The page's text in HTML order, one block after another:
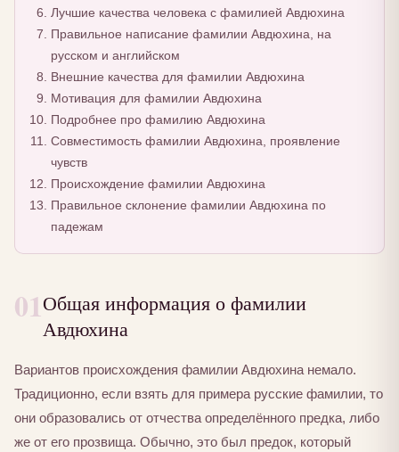
Лучшие качества человека с фамилией Авдюхина
Правильное написание фамилии Авдюхина, на
русском и английском
Внешние качества для фамилии Авдюхина
Мотивация для фамилии Авдюхина
Подробнее про фамилию Авдюхина
Совместимость фамилии Авдюхина, проявление
чувств
Происхождение фамилии Авдюхина
Правильное склонение фамилии Авдюхина по
падежам
01Общая информация о фамилии
Авдюхина
Вариантов происхождения фамилии Авдюхина немало.
Традиционно, если взять для примера русские фамилии, то
они образовались от отчества определённого предка, либо
же от его прозвища. Обычно, это был предок, который